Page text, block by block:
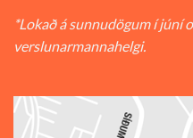
*Lokað á sunnudögum í júní
verslunarmannahelgi.